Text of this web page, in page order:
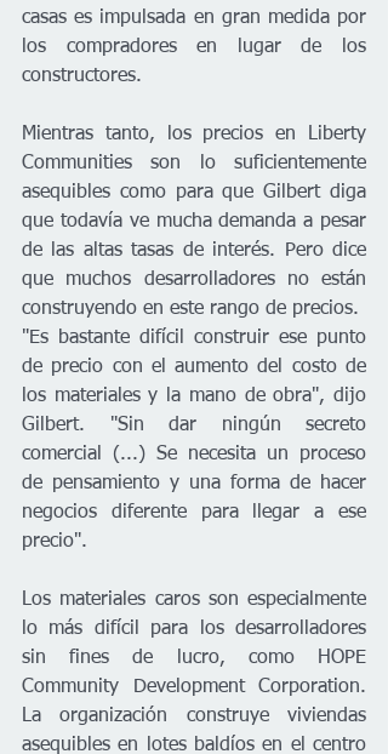
casas es impulsada en gran medida por
los compradores en lugar de los
constructores.
Mientras tanto, los precios en Liberty
Communities son lo suficientemente
asequibles como para que Gilbert diga
que todavía ve mucha demanda a pesar
de las altas tasas de interés. Pero dice
que muchos desarrolladores no están
construyendo en este rango de precios.
"Es bastante difícil construir ese punto
de precio con el aumento del costo de
los materiales y la mano de obra", dijo
Gilbert. "Sin dar ningún secreto
comercial (...) Se necesita un proceso
de pensamiento y una forma de hacer
negocios diferente para llegar a ese
precio".
Los materiales caros son especialmente
lo más difícil para los desarrolladores
sin fines de lucro, como HOPE
Community Development Corporation.
La organización construye viviendas
asequibles en lotes baldíos en el centro